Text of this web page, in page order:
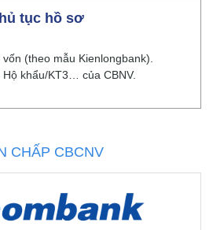
tục hồ sơ
(theo mẫu Kienlongbank).
khẩu/KT3… của CBNV.
CHẤP CBCNV